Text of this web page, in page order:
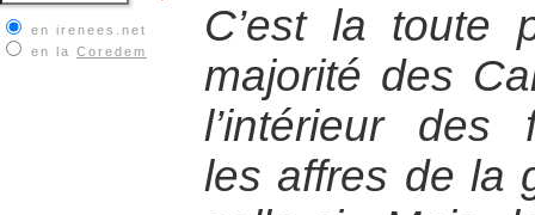
en irenees.net
en la Coredem
C’est la toute
majorité des
l’intérieur des
les affres de la